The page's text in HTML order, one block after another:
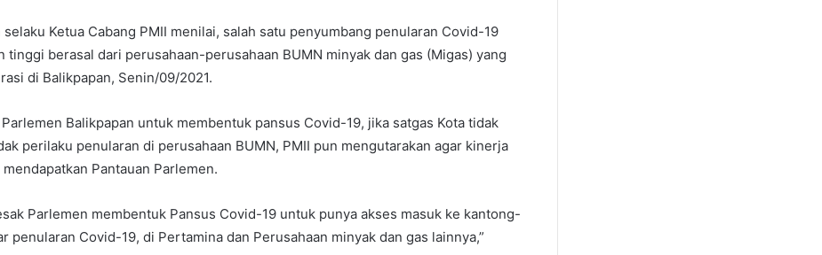
selaku Ketua Cabang PMII menilai, salah satu penyumbang penularan Covid-19
tinggi berasal dari perusahaan-perusahaan BUMN minyak dan gas (Migas) yang
di Balikpapan, Senin/09/2021.
Balikpapan untuk membentuk pansus Covid-19, jika satgas Kota tidak
perilaku penularan di perusahaan BUMN, PMII pun mengutarakan agar kinerja
Pantauan Parlemen.
Parlemen membentuk Pansus Covid-19 untuk punya akses masuk ke kantong-
penularan Covid-19, di Pertamina dan Perusahaan minyak dan gas lainnya,”